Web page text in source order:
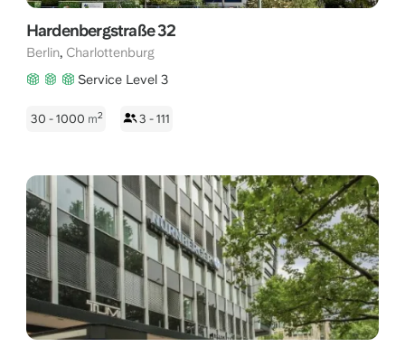
Hardenbergstraße 32
Berlin, Charlottenburg
Service Level 3
30 - 1000 m2 3 - 111